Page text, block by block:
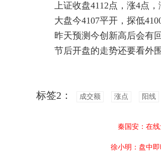
上证收盘4112点，涨4点，
大盘今4107平开，探低4100
昨天预测今创新高后会有回
节后开盘的走势还要看外围
标签2： 成交额 涨点 阳线
秦国安：在
徐小明：盘中